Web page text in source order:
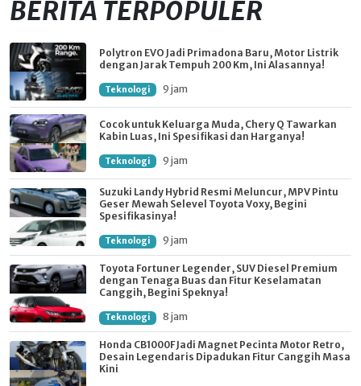
BERITA TERPOPULER
Polytron EVO Jadi Primadona Baru, Motor Listrik
dengan Jarak Tempuh 200 Km, Ini Alasannya!
Teknologi 9 jam
Cocok untuk Keluarga Muda, Chery Q Tawarkan
Kabin Luas, Ini Spesifikasi dan Harganya!
Teknologi 9 jam
Suzuki Landy Hybrid Resmi Meluncur, MPV Pintu
Geser Mewah Selevel Toyota Voxy, Begini
Spesifikasinya!
Teknologi 9 jam
Toyota Fortuner Legender, SUV Diesel Premium
dengan Tenaga Buas dan Fitur Keselamatan
Canggih, Begini Speknya!
Teknologi 8 jam
Honda CB1000F Jadi Magnet Pecinta Motor Retro,
Desain Legendaris Dipadukan Fitur Canggih Masa
Kini